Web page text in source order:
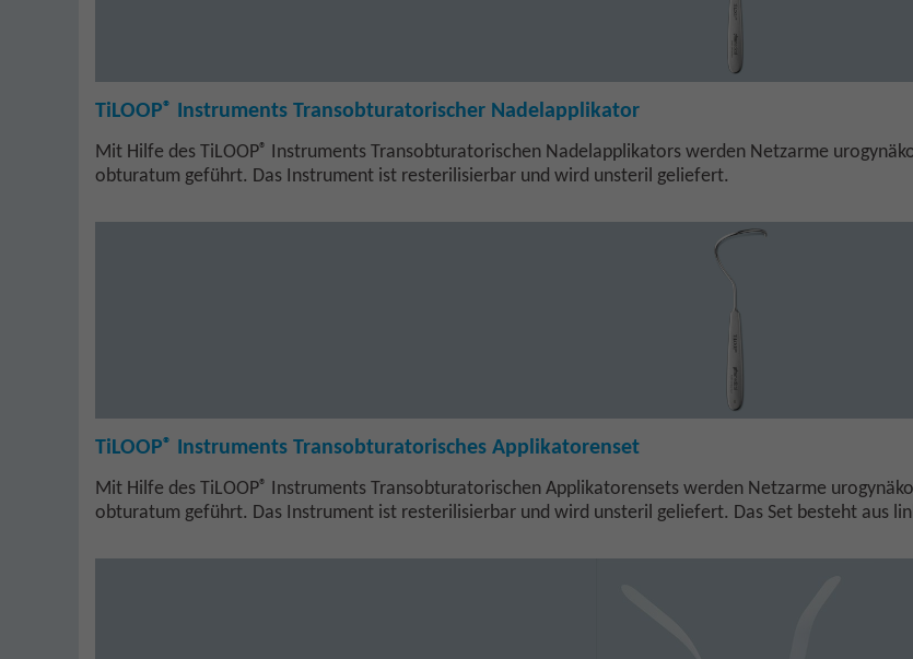
TiLOOP® Instruments Transobturatorischer Nadelapplikator
Mit Hilfe des TiLOOP® Instruments Transobturatorischen Nadelapplikators werden Netzarme
obturatum geführt. Das Instrument ist resterilisierbar und wird unsteril geliefert.
TiLOOP® Instruments Transobturatorisches Applikatorenset
Mit Hilfe des TiLOOP® Instruments Transobturatorischen Applikatorensets werden Netzarme
obturatum geführt. Das Instrument ist resterilisierbar und wird unsteril geliefert. Das Set besteht aus